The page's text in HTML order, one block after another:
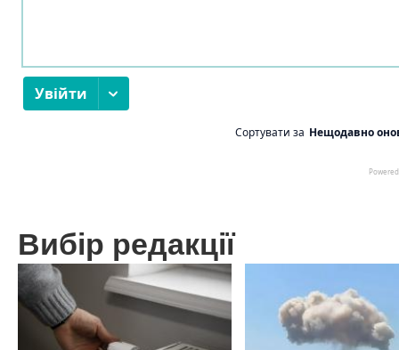
Вибір редакції